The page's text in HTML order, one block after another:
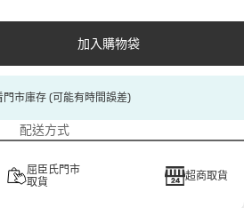
加入購物袋
門市庫存 (可能有時間誤差)
配送方式
屈臣氏門市
取貨
超商取貨